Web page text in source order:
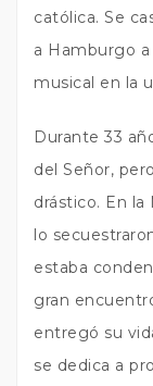
católica. Se
a Hamburgo
musical en la
Durante 33
del Señor,
drástico. En la
lo
estaba
gran
entregó su
se dedica a